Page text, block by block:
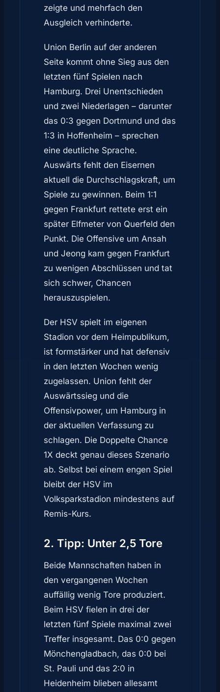
zeigte und mehrfach den
Ausgleich verhinderte.
Union Berlin auf der anderen
Seite kommt ohne Sieg aus den
letzten fünf Spielen nach
Hamburg. Drei Unentschieden
und zwei Niederlagen – darunter
das 0:3 gegen Dortmund und das
1:3 in Hoffenheim – sprechen
eine deutliche Sprache.
Auswärts fehlt den Eisernen
aktuell die Durchschlagskraft, um
Spiele zu gewinnen. Beim 1:1
gegen Frankfurt rettete erst ein
später Elfmeter von Querfeld den
Punkt. Die Offensive um Ansah
und Jeong kam gegen Frankfurt
zu wenigen Abschlüssen und tat
sich schwer, Chancen
herauszuspielen.
Der HSV spielt im eigenen
Stadion vor dem Heimpublikum,
ist formstärker und hat defensiv
in den letzten Wochen wenig
zugelassen. Union fehlt der
Auswärtssieg und die
Offensivpower, um Hamburg in
der aktuellen Verfassung zu
schlagen. Die Doppelte Chance
1X deckt genau dieses Szenario
ab. Selbst bei einem engen Spiel
bleibt der HSV im
Volksparkstadion mindestens auf
Remis-Kurs.
2. Tipp: Unter 2,5 Tore
Beide Mannschaften haben in
den vergangenen Wochen
auffällig wenig Tore produziert.
Beim HSV fielen in drei der
letzten fünf Spiele maximal zwei
Treffer insgesamt. Das 0:0 gegen
Mönchengladbach, das 0:0 bei
St. Pauli und das 2:0 in
Heidenheim blieben allesamt